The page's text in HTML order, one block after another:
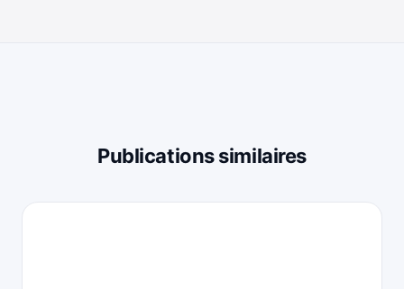
Publications similaires